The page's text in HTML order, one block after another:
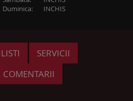
Duminica:
INCHIS
SERVICII
COMENTARII